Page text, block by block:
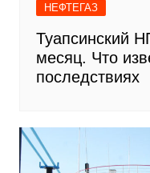
НЕФТЕГАЗ
Туапсинский
месяц. Что
последствиях